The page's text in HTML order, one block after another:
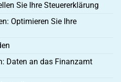
Sie Ihre Steuererklärung
Optimieren Sie Ihre
Daten an das Finanzamt